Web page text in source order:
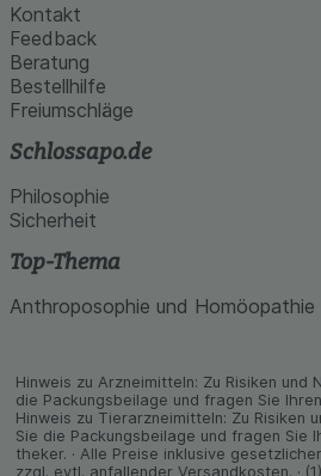
Kontakt
Feedback
Beratung
Bestellhilfe
Freiumschläge
Schlossapo.de
Philosophie
Sicherheit
Top-Thema
Anthroposophie und Homöopathie
Hinweis zu Arzneimitteln: Zu Risiken und
die Packungs­beilage und fragen Sie
Hinweis zu Tier­arz­nei­mitteln: Zu Risiken
Sie die Packungs­beilage und fragen
theker. · Alle Preise inklusive
zzgl. evtl. anfallender Versand­kosten. ·